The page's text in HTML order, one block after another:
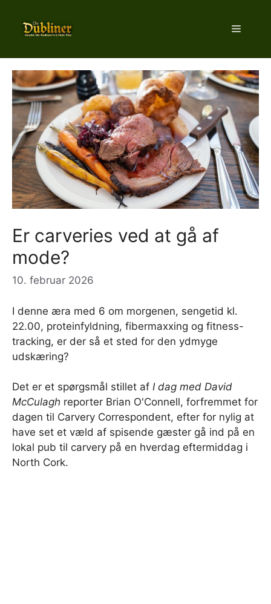
indhold
Menu
Er carveries ved at gå af
mode?
10. februar 2026
I denne æra med 6 om morgenen, sengetid kl.
22.00, proteinfyldning, fibermaxxing og fitness-
tracking, er der så et sted for den ydmyge
udskæring?
Det er et spørgsmål stillet af I dag med David
McCulagh reporter Brian O'Connell, forfremmet for
dagen til Carvery Correspondent, efter for nylig at
have set et væld af spisende gæster gå ind på en
lokal pub til carvery på en hverdag eftermiddag i
North Cork.